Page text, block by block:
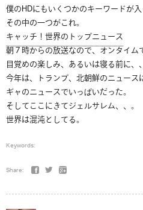
僕のHDにもいくつかのキーワードが入
その中の一つがこれ。
キャッチ！世界のトップニュース
朝７時からの放送なので、オンタイム
目覚めの楽しみ、あるいは寝る前に、
今年は、トランプ、北朝鮮のニュー
ギャのニュースでいっぱいだった。
そしてここにきてジェルサレム、、。
世界は混沌としてる。
Keywords:
Share: